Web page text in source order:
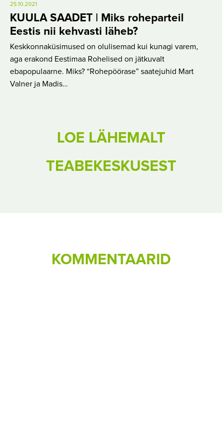
25.10.2021
KUULA SAADET | Miks roheparteil
Eestis nii kehvasti läheb?
Keskkonnaküsimused on olulisemad kui kunagi varem,
aga erakond Eestimaa Rohelised on jätkuvalt
ebapopulaarne. Miks? “Rohepöörase” saatejuhid Mart
Valner ja Madis…
LOE LÄHEMALT
TEABEKESKUSEST
KOMMENTAARID